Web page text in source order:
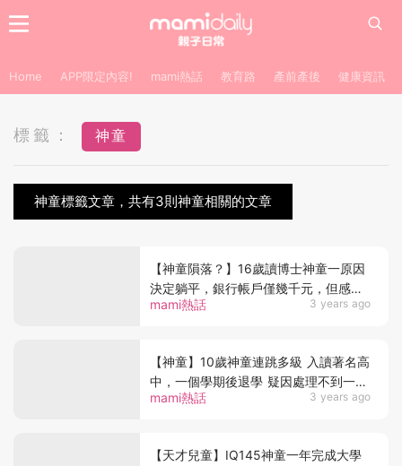
Home APP限定內容! mami熱話 教育路 產前產後 健康資訊
標籤： 神童
神童標籤文章，共有3則神童相關的文章
mami熱話 3 years ago
【神童隕落？】16歲讀博士神童一原因
決定躺平，銀行帳戶僅幾千元，但感覺
更幸福
mami熱話 3 years ago
【神童】10歲神童連跳多級 入讀著名高
中，一個學期後退學 疑因處理不到一
事！
【天才兒童】IQ145神童一年完成大學